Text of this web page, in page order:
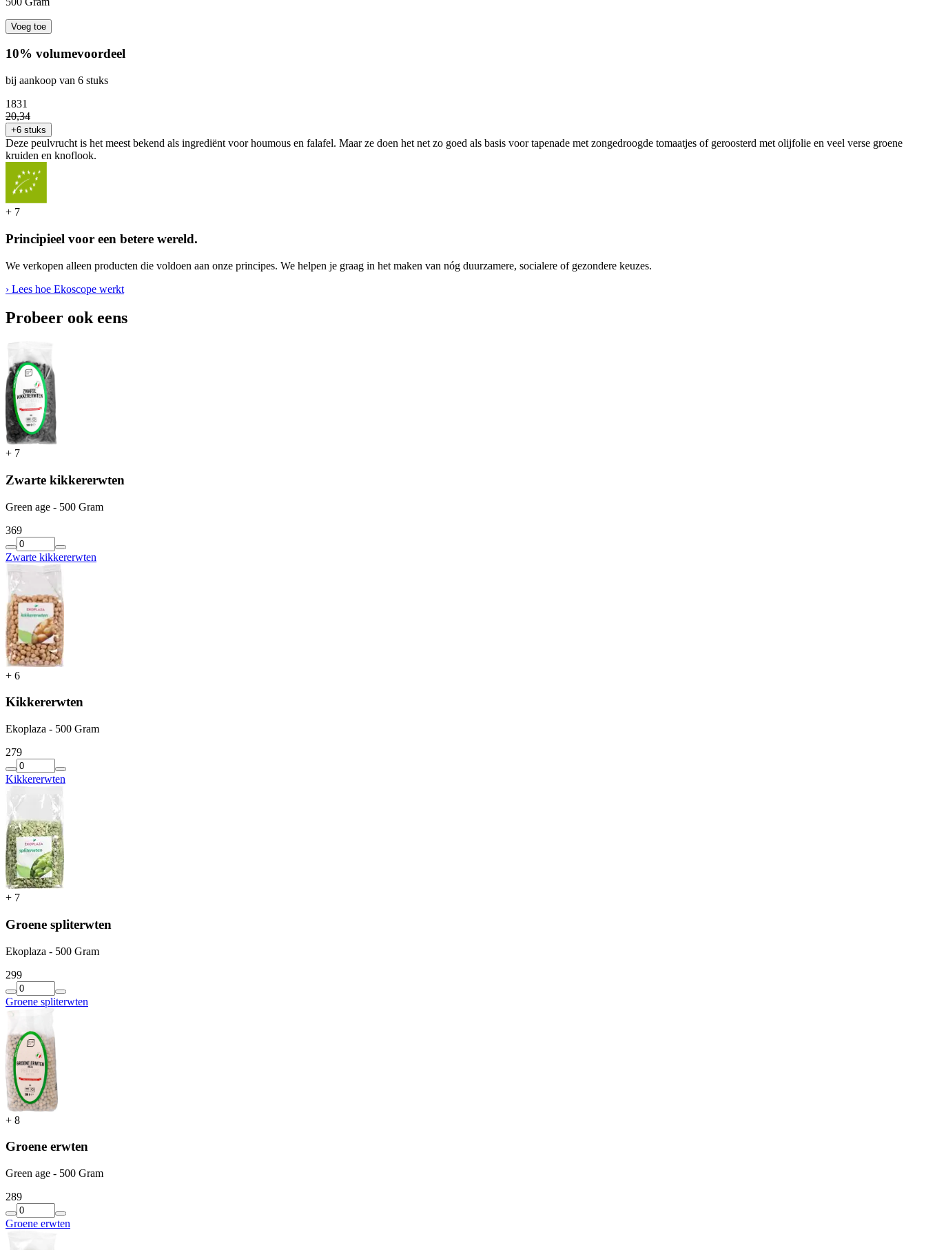
Voeg toe
10% volumevoordeel
bij aankoop van 6 stuks
1831
20,34
+6 stuks
Deze peulvrucht is het meest bekend als ingrediënt voor houmous en falafel. Maar ze doen het net zo goed als basis voor tapenade met zongedroogde tomaatjes of geroosterd met olijfolie en veel verse groene
kruiden en knoflook.
+ 7
Principieel voor een betere wereld.
We verkopen alleen producten die voldoen aan onze principes. We helpen je graag in het maken van nóg duurzamere, socialere of gezondere keuzes.
› Lees hoe Ekoscope werkt
Probeer ook eens
+ 7
Zwarte kikkererwten
Green age - 500 Gram
369
Zwarte kikkererwten
+ 6
Kikkererwten
Ekoplaza - 500 Gram
279
Kikkererwten
+ 7
Groene spliterwten
Ekoplaza - 500 Gram
299
Groene spliterwten
+ 8
Groene erwten
Green age - 500 Gram
289
Groene erwten